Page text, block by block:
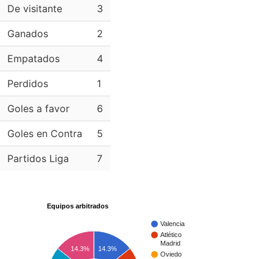
De visitante 3
Ganados 2
Empatados 4
Perdidos 1
Goles a favor 6
Goles en Contra 5
Partidos Liga 7
Equipos arbitrados
Valencia
Atlético
Madrid
Oviedo
14.3%
14.3%